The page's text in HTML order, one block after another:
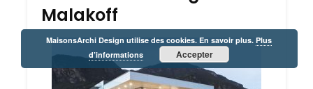
Malakoff
MaisonsArchi Design utilise des cookies. En savoir plus.Plus
d’informations
Accepter